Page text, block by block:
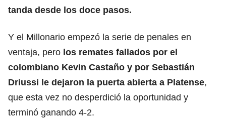
tanda desde los doce pasos.
Y el Millonario empezó la serie de penales en
ventaja, pero los remates fallados por el
colombiano Kevin Castaño y por Sebastián
Driussi le dejaron la puerta abierta a Platense,
que esta vez no desperdició la oportunidad y
terminó ganando 4-2.